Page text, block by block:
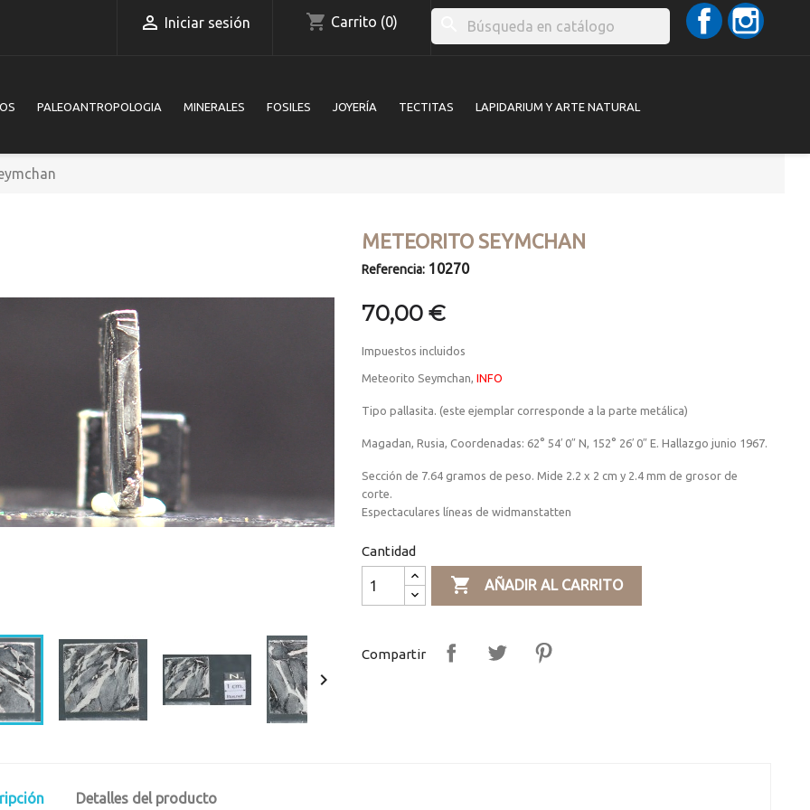
 Iniciar sesión shopping_cart Carrito (0)
Facebook
PALEOANTROPOLOGIA MINERALES FOSILES JOYERÍA TECTITAS LAPIDARIUM Y ARTE NATURAL

METEORITO SEYMCHAN
Referencia: 10270
70,00 €
Impuestos incluidos
Meteorito Seymchan, INFO
Tipo pallasita. (este ejemplar corresponde a la parte metálica)
Magadan, Rusia, Coordenadas: 62° 54′ 0″ N, 152° 26′ 0″ E. Hallazgo junio 1967.
Sección de 7.64 gramos de peso. Mide 2.2 x 2 cm y 2.4 mm de grosor de
corte.
Espectaculares líneas de widmanstatten
Cantidad
 AÑADIR AL CARRITO
Compartir
Detalles del producto